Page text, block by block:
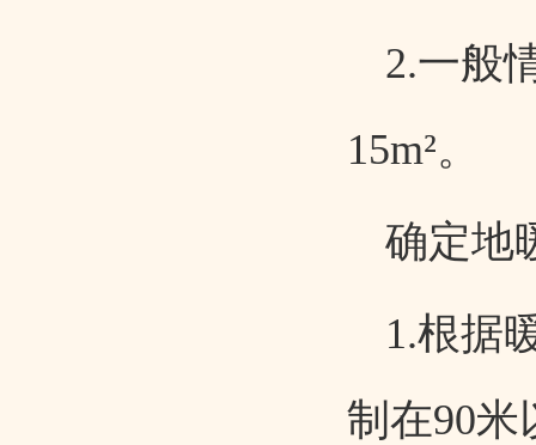
2.一般
15m²。
确定地
1.根据
制在90米